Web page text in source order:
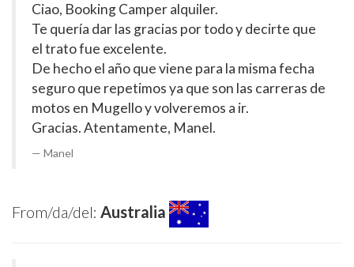
Ciao, Booking Camper alquiler.
Te quería dar las gracias por todo y decirte que
el trato fue excelente.
De hecho el año que viene para la misma fecha
seguro que repetimos ya que son las carreras de
motos en Mugello y volveremos a ir.
Gracias. Atentamente, Manel.
Manel
From/da/del: Australia